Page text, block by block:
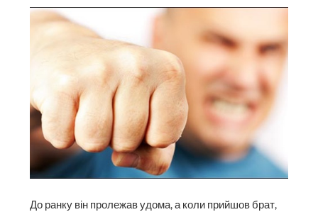
До ранку він пролежав удома, а коли прийшов брат,